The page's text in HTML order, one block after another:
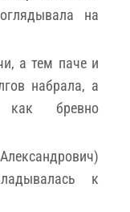
на
а тем паче и
набрала, а
бревно
к